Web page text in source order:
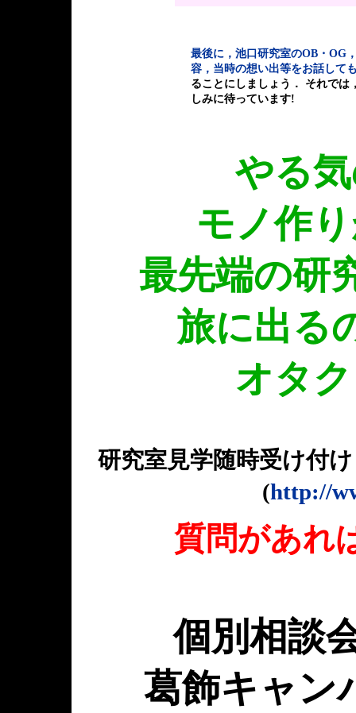
最後に，池口研究室のOB・OG
容，当時の想い出等をお話して
ることにしましょう． それでは
しみに待っています!
やる
モノ作
最先端の研
旅に出る
オタ
研究室見学随時受け付
(http://
質問があれ
個別相談
葛飾キャン